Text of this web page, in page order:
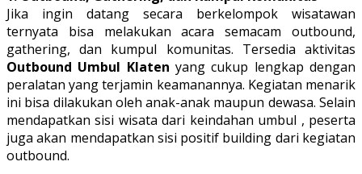
Jika ingin datang secara berkelompok wisatawan
ternyata bisa melakukan acara semacam outbound,
gathering, dan kumpul komunitas. Tersedia aktivitas
Outbound Umbul Klaten yang cukup lengkap dengan
peralatan yang terjamin keamanannya. Kegiatan menarik
ini bisa dilakukan oleh anak-anak maupun dewasa. Selain
mendapatkan sisi wisata dari keindahan umbul , peserta
juga akan mendapatkan sisi positif building dari kegiatan
outbound.